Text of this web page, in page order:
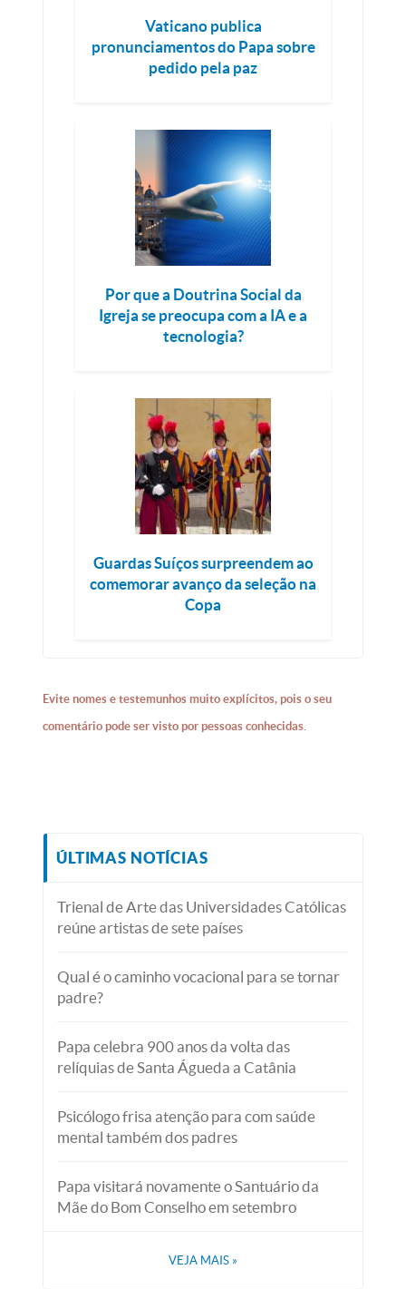
Vaticano publica
pronunciamentos do Papa sobre
pedido pela paz
Por que a Doutrina Social da
Igreja se preocupa com a IA e a
tecnologia?
Guardas Suíços surpreendem ao
comemorar avanço da seleção na
Copa
Evite nomes e testemunhos muito explícitos, pois o seu
comentário pode ser visto por pessoas conhecidas.
ÚLTIMAS NOTÍCIAS
Trienal de Arte das Universidades Católicas
reúne artistas de sete países
Qual é o caminho vocacional para se tornar
padre?
Papa celebra 900 anos da volta das
relíquias de Santa Águeda a Catânia
Psicólogo frisa atenção para com saúde
mental também dos padres
Papa visitará novamente o Santuário da
Mãe do Bom Conselho em setembro
VEJA MAIS »